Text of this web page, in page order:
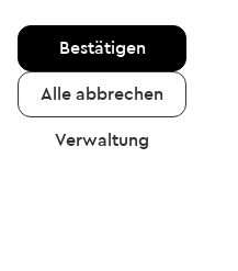
Bestätigen
Alle abbrechen
Verwaltung